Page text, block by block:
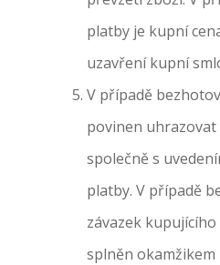
platby je kupní
uzavření kupní
V případě
povinen
společně s
platby. V případě
závazek
splněn